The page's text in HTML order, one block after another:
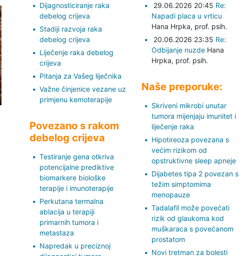
Dijagnosticiranje raka
debelog crijeva
Stadiji razvoja raka
debelog crijeva
Liječenje raka debelog
crijeva
Pitanja za Vašeg liječnika
Važne činjenice vezane uz
primjenu kemoterapije
Povezano s rakom
debelog crijeva
Testiranje gena otkriva
potencijalne prediktive
biomarkere biološke
terapije i imunoterapije
Perkutana termalna
ablacija u terapiji
primarnih tumora i
metastaza
Napredak u preciznoj
29.06.2026 20:45 Re:
Napadi placa u vrticu
Hana Hrpka, prof. psih.
20.06.2026 23:35 Re:
Odbijanje nuzde Hana
Hrpka, prof. psih.
Naše preporuke:
Skriveni mikrobi unutar
tumora mijenjaju imunitet i
liječenje raka
Hipotireoza povezana s
većim rizikom od
opstruktivne sleep apneje
Dijabetes tipa 2 povezan s
težim simptomima
menopauze
Tadalafil može povećati
rizik od glaukoma kod
muškaraca s povećanom
prostatom
Novi tretman za bolesti